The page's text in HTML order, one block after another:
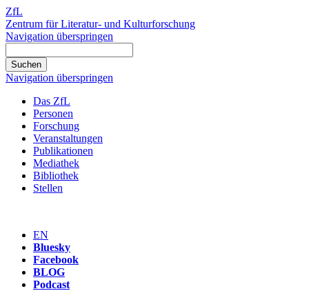
ZfL
Zentrum für Literatur- und Kulturforschung
Navigation überspringen
Navigation überspringen
Das ZfL
Personen
Forschung
Veranstaltungen
Publikationen
Mediathek
Bibliothek
Stellen
EN
Bluesky
Facebook
BLOG
Podcast